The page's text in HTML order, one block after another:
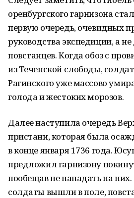
оренбургского гарнизона
первую очередь, очевидных
руководства экспедиции, а
повстанцев. Когда обоз с
из Теченской слободы,
Рагинского уже массово
голода и жестоких морозов.
Далее наступила очередь
пристани, которая была
в конце января 1736 года.
предложил гарнизону
пообещав не нападать на
солдаты вышли в поле,